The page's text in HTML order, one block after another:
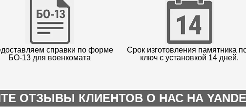
справки по форме
БО-13 для военкомата
Срок изготовления памятника
ключ с установкой 14 дней.
ОТЗЫВЫ КЛИЕНТОВ О НАС НА